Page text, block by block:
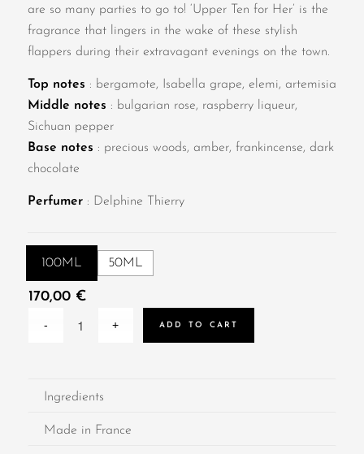
are so many parties to go to! ‘Upper Ten for Her’ is the
fragrance that lingers in the wake of these stylish
flappers during their extravagant evenings on the town.
Top notes : bergamote, Isabella grape, elemi, artemisia
Middle notes : bulgarian rose, raspberry liqueur,
Sichuan pepper
Base notes : precious woods, amber, frankincense, dark
chocolate
Perfumer: Delphine Thierry
100ML 50ML
170,00 €
ADD TO CART
Ingredients
Made in France